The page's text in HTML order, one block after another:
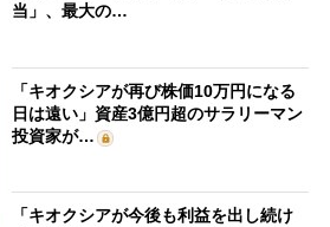
当」、最大の…
「キオクシアが再び株価10万円になる
日は遠い」資産3億円超のサラリーマン
投資家が…
「キオクシアが今後も利益を出し続け